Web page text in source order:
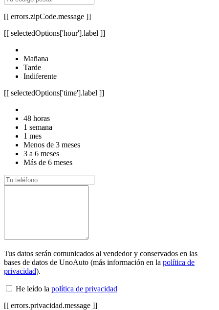
[[ errors.zipCode.message ]]
[[ selectedOptions['hour'].label ]]
Mañana
Tarde
Indiferente
[[ selectedOptions['time'].label ]]
48 horas
1 semana
1 mes
Menos de 3 meses
3 a 6 meses
Más de 6 meses
Tus datos serán comunicados al vendedor y conservados en las
bases de datos de UnoAuto (más información en la política de
privacidad).
He leído la política de privacidad
[[ errors.privacidad.message ]]